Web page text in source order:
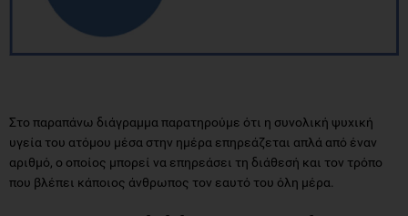
Στο παραπάνω διάγραμμα παρατηρούμε ότι η συνολική ψυχική
υγεία του ατόμου μέσα στην ημέρα επηρεάζεται απλά από έναν
αριθμό, ο οποίος μπορεί να επηρεάσει τη διάθεσή και τον τρόπο
που βλέπει κάποιος άνθρωπος τον εαυτό του όλη μέρα.